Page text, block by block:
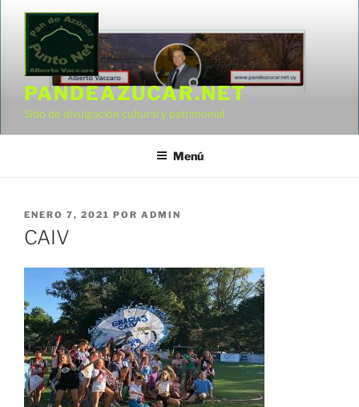
Saltar
contenido
PANDEAZUCAR.NET
Sitio de divulgación cultural y patrimonial
Menú
PUBLICADO
EL
ENERO 7, 2021 POR ADMIN
CAIV